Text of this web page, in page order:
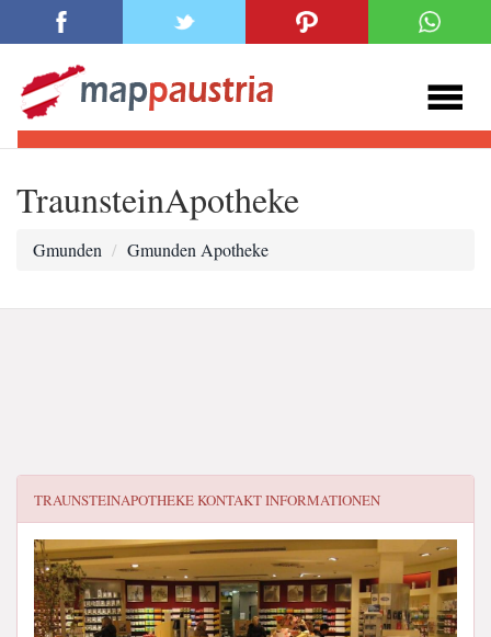
TraunsteinApotheke
Gmunden Gmunden Apotheke
TRAUNSTEINAPOTHEKEKONTAKT INFORMATIONEN